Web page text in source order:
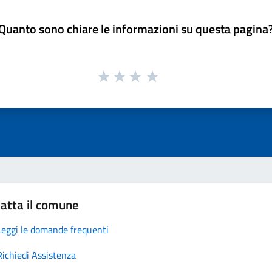
sono chiare le informazioni su questa
il comune
le domande frequenti
Assistenza